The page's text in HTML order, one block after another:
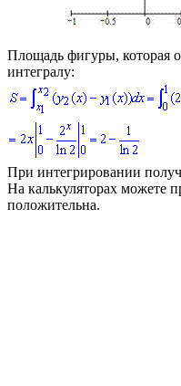
Площадь фигуры, которая
интегралу:
При интегрировании
На калькуляторах можете
положительна.